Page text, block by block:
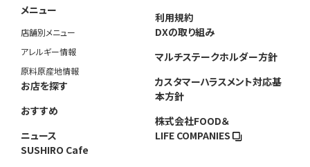
メニュー
店舗別メニュー
アレルギー情報
原料原産地情報
お店を探す
おすすめ
ニュース
SUSHIRO Cafe
利用規約
DXの取り組み
マルチステークホルダー方針
カスタマーハラスメント対応基
本方針
株式会社FOOD＆
LIFE COMPANIES